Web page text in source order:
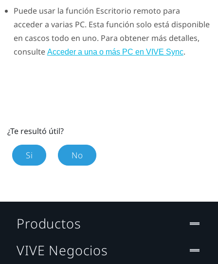
Puede usar la función Escritorio remoto para
acceder a varias PC. Esta función solo está disponible
en cascos todo en uno. Para obtener más detalles,
consulte Acceder a una o más PC en VIVE Sync.
¿Te resultó útil?
Si No
Productos
VIVE Negocios